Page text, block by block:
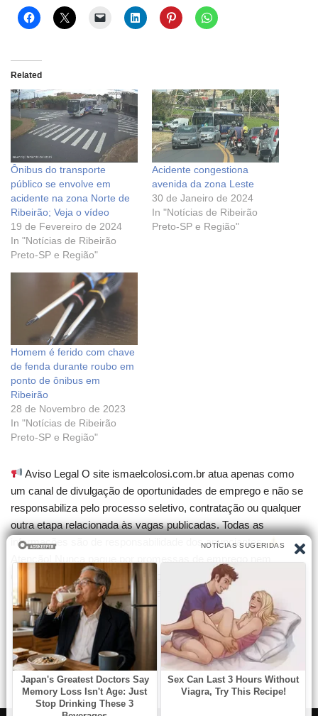
Related
Ônibus do transporte
público se envolve em
acidente na zona Norte de
Ribeirão; Veja o vídeo
19 de Fevereiro de 2024
In "Notícias de Ribeirão
Preto-SP e Região"
Acidente congestiona
avenida da zona Leste
30 de Janeiro de 2024
In "Notícias de Ribeirão
Preto-SP e Região"
Homem é ferido com chave
de fenda durante roubo em
ponto de ônibus em
Ribeirão
28 de Novembro de 2023
In "Notícias de Ribeirão
Preto-SP e Região"
Aviso Legal O site ismaelcolosi.com.br atua apenas como
um canal de divulgação de oportunidades de emprego e não se
responsabiliza pelo processo seletivo, contratação ou qualquer
outra etapa relacionada às vagas publicadas. Todas as
informações são de responsabilidade dos anunciantes.
compre cursos que garantam contratação. Desconfie de
qualquer cobrança para participar de seleções.